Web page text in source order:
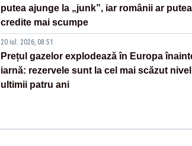
putea ajunge la „junk”, iar românii ar
credite mai scumpe
20 iul. 2026, 08:51
Prețul gazelor explodează în Europa
iarnă: rezervele sunt la cel mai scăzut
ultimii patru ani